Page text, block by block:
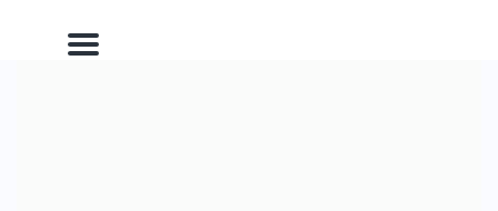
Menu